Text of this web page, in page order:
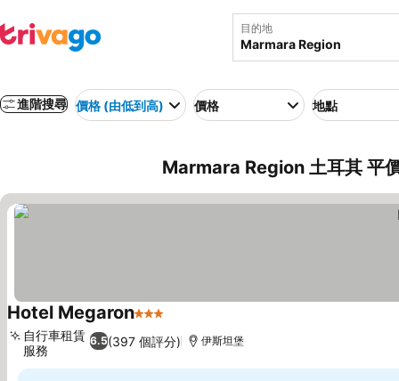
目的地
進階搜尋 價格 (由低到高) 價格 地點
Marmara Region 土耳其 平
Hotel Megaron3 星級
6.5(397 個評分)
自行車租賃
服務
伊斯坦堡